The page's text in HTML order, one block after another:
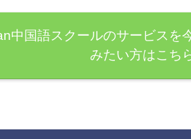
中国語スクールのサービスを
みたい方はこち